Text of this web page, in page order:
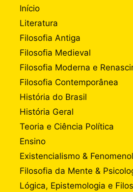
Início
Literatura
Filosofia Antiga
Filosofia Medieval
Filosofia Moderna e
Filosofia Contemporânea
História do Brasil
História Geral
Teoria e Ciência Política
Ensino
Existencialismo &
Filosofia da Mente &
Lógica, Epistemologia e